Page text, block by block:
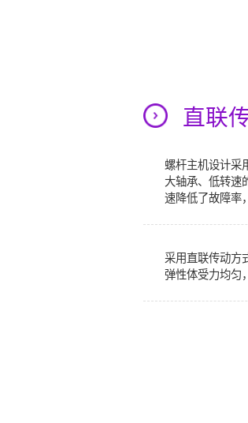
直联
螺杆主机设计采
大轴承、低转速
速降低了故障率
采用直联传动方
弹性体受力均匀